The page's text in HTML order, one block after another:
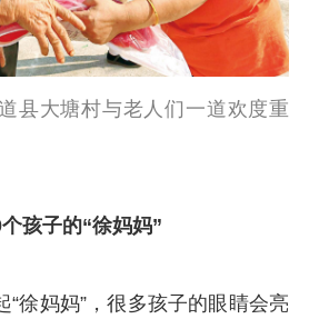
县大塘村与老人们一道欢度重
孩子的“徐妈妈”
“徐妈妈”，很多孩子的眼睛会亮